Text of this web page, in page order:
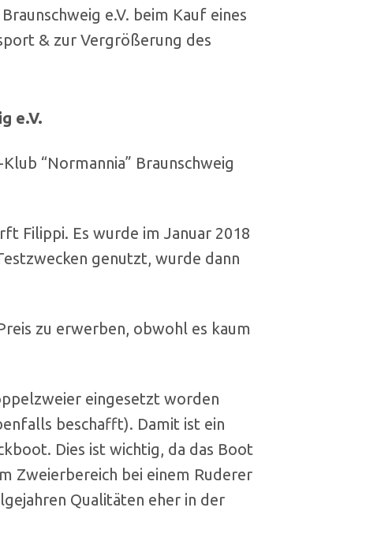
e.V. beim Kauf eines
& zur Vergrößerung des
e.V.
“Normannia” Braunschweig
Filippi. Es wurde im Januar 2018
genutzt, wurde dann
zu erwerben, obwohl es kaum
eingesetzt worden
beschafft). Damit ist ein
Dies ist wichtig, da das Boot
Zweierbereich bei einem Ruderer
Qualitäten eher in der